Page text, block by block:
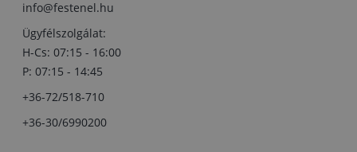
info@festenel.hu
Ügyfélszolgálat:
H-Cs: 07:15 - 16:00
P: 07:15 - 14:45
+36-72/518-710
+36-30/6990200